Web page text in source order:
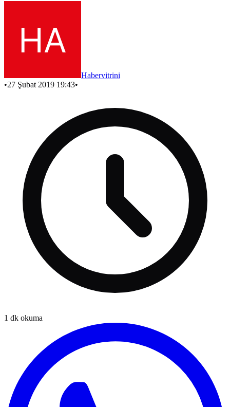
Habervitrini
•27 Şubat 2019 19:43•
1 dk okuma